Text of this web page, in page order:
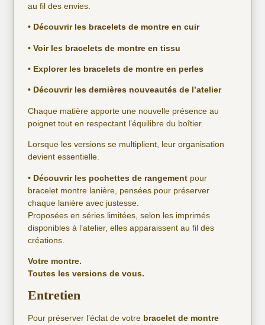
au fil des envies.
• Découvrir les bracelets de montre en cuir
• Voir les bracelets de montre en tissu
• Explorer les bracelets de montre en perles
• Découvrir les dernières nouveautés de l’atelier
Chaque matière apporte une nouvelle présence au
poignet tout en respectant l’équilibre du boîtier.
Lorsque les versions se multiplient, leur organisation
devient essentielle.
• Découvrir les pochettes de rangement pour
bracelet montre lanière, pensées pour préserver
chaque lanière avec justesse.
Proposées en séries limitées, selon les imprimés
disponibles à l’atelier, elles apparaissent au fil des
créations.
Votre montre.
Toutes les versions de vous.
Entretien
Pour préserver l’éclat de votre bracelet de montre